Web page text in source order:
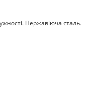
Нержавіюча сталь.